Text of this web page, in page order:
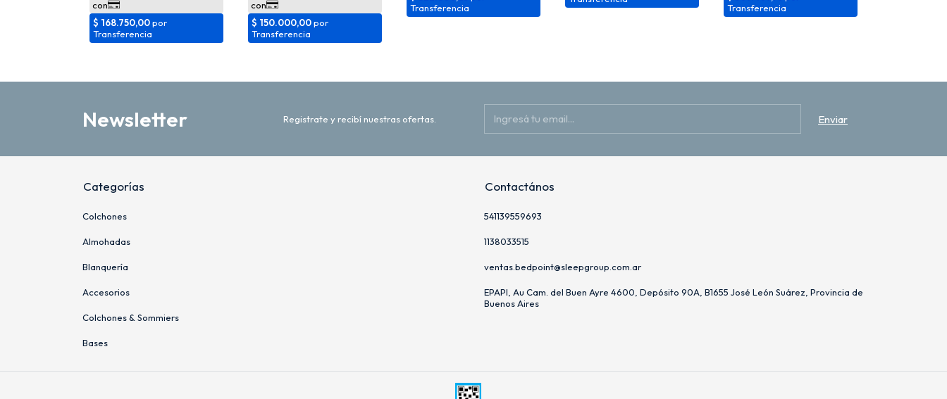
Newsletter Registrate y recibí nuestras ofertas.
Categorías
Colchones
Almohadas
Blanquería
Accesorios
Colchones & Sommiers
Bases
Contactános
541139559693
1138033515
ventas.bedpoint@sleepgroup.com.ar
EPAPI, Au Cam. del Buen Ayre 4600, Depósito 90A, B1655 José León Suárez, Provincia de
Buenos Aires